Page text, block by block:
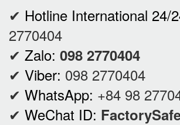
✔ Hotline International 24/
2770404
✔ Zalo: 098 2770404
✔ Viber: 098 2770404
✔ WhatsApp: +84 98
✔ WeChat ID: